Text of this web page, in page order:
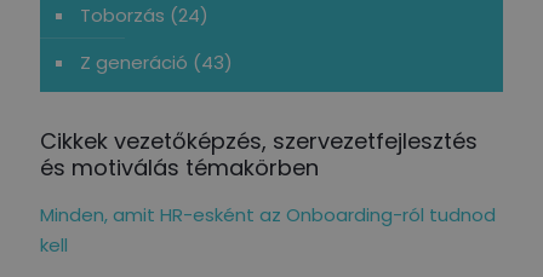
Toborzás (24)
Z generáció (43)
Cikkek vezetőképzés, szervezetfejlesztés
és motiválás témakörben
Minden, amit HR-esként az Onboarding-ról tudnod
kell